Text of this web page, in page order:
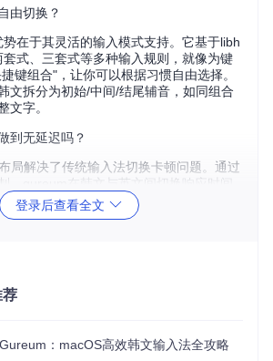
由切换？
在于其灵活的输入模式支持。它基于libh
式、三套式等多种输入规则，就像为键
键组合"，让你可以根据习惯自由选择。
文拆分为初始/中间/结尾辅音，如同组合
文字。
到无延迟吗？
局解决了传统输入法切换卡顿问题。通过
，gureum在韩文与英文间切换响应时间
30%，实测数据如下：
0.11s 0.35s
登录后查看全文
荐
：macOS高效韩文输入法全攻略